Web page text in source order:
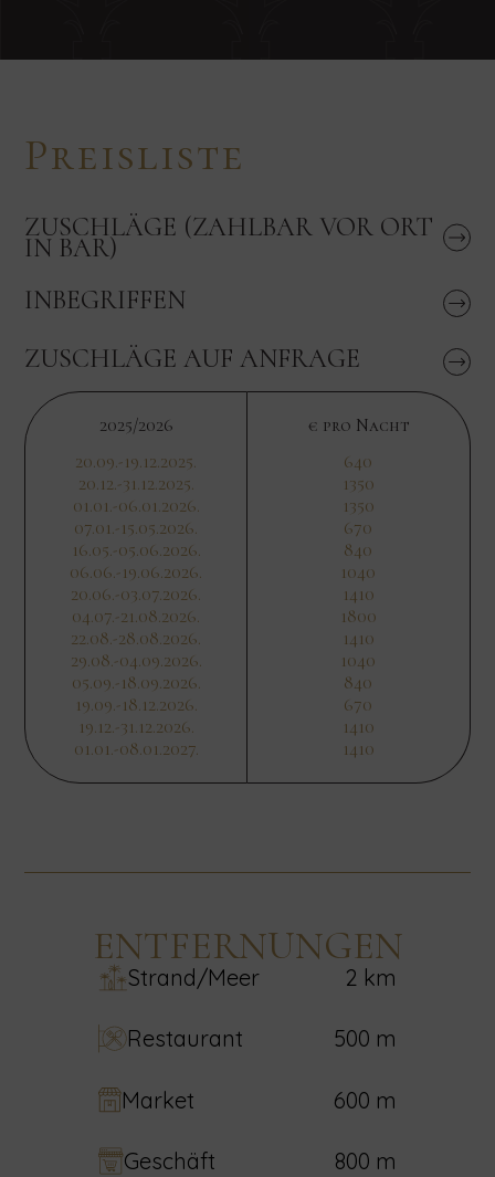
Preisliste
ZUSCHLÄGE (ZAHLBAR VOR ORT
IN BAR)
INBEGRIFFEN
ZUSCHLÄGE AUF ANFRAGE
2025/2026
20.09.-19.12.2025.
20.12.-31.12.2025.
01.01.-06.01.2026.
07.01.-15.05.2026.
16.05.-05.06.2026.
06.06.-19.06.2026.
20.06.-03.07.2026.
04.07.-21.08.2026.
22.08.-28.08.2026.
29.08.-04.09.2026.
05.09.-18.09.2026.
19.09.-18.12.2026.
19.12.-31.12.2026.
01.01.-08.01.2027.
€ pro Nacht
640
1350
1350
670
840
1040
1410
1800
1410
1040
840
670
1410
1410
ENTFERNUNGEN
Strand/Meer 2 km
Restaurant 500 m
Market 600 m
Geschäft 800 m